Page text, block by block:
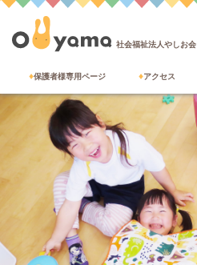
社会福祉法人やしお会
保護者様専用ページ アクセス